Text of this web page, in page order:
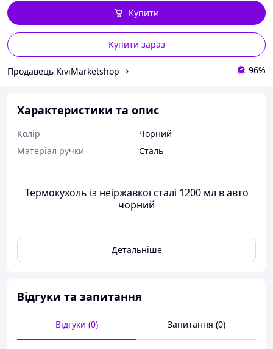
Купити зараз
Купити
Продавець KiviMarketshop 96%
Характеристики та опис
Колір
Чорний
Матеріал ручки
Сталь
Термокухоль із неіржавкої сталі 1200 мл в авто
чорний
Детальніше
Відгуки та запитання
Відгуки (0) Запитання (0)